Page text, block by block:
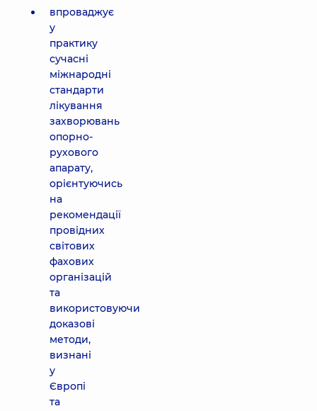
впроваджує
у
практику
сучасні
міжнародні
стандарти
лікування
захворювань
опорно-
рухового
апарату,
орієнтуючись
на
рекомендації
провідних
світових
фахових
організацій
та
використовуючи
доказові
методи,
визнані
у
Європі
та